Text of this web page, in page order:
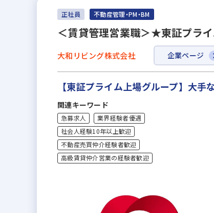
正社員 不動産管理・PM・BM
＜賃貸管理営業職＞★東証プラ
大和リビング株式会社 企業ページ
【東証プライム上場グループ】大
関連キーワード
急募求人
業界経験者優遇
社会人経験10年以上歓迎
不動産売買仲介経験者歓迎
高級賃貸仲介営業の経験者歓迎